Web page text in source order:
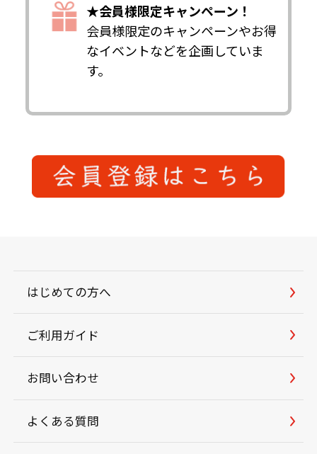
★会員様限定キャンペーン！
会員様限定のキャンペーンやお得
なイベントなどを企画していま
す。
はじめての方へ
ご利用ガイド
お問い合わせ
よくある質問